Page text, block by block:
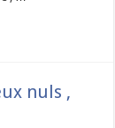
nuls ,